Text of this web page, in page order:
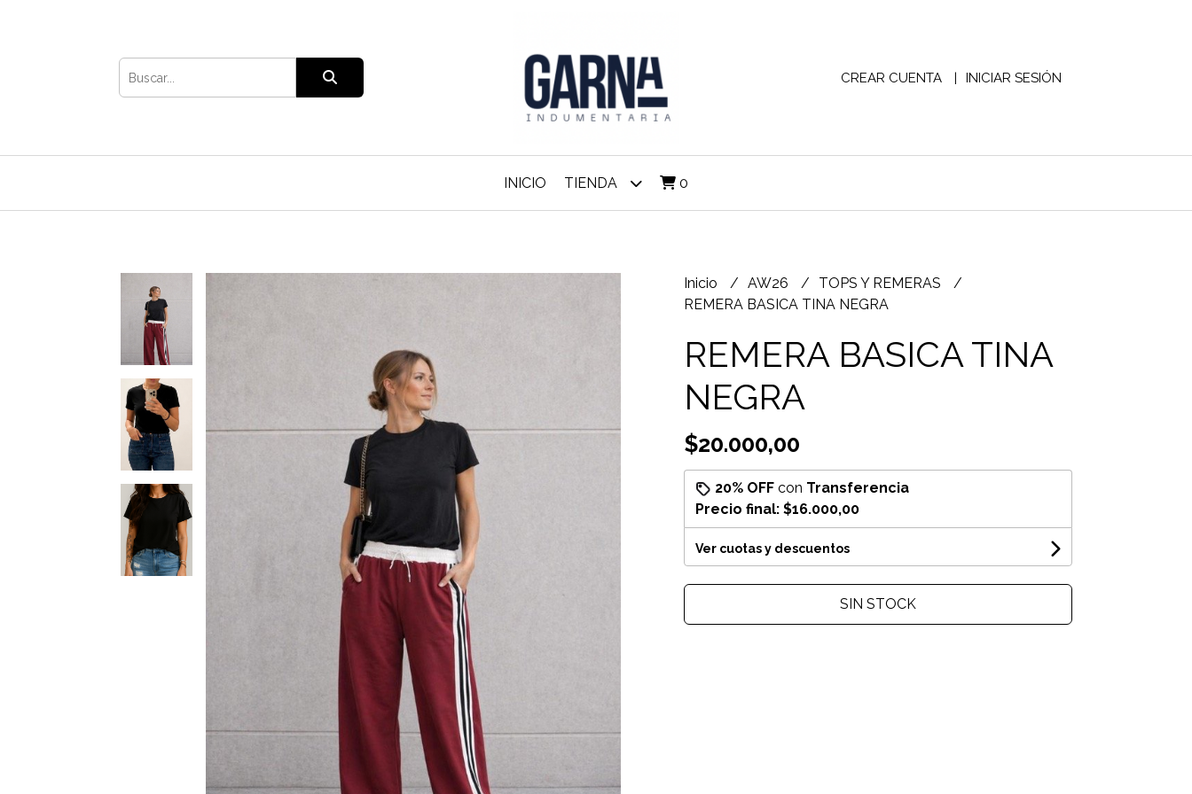
CREAR CUENTA INICIAR SESIÓN
INICIO TIENDA 0
Inicio AW26
TOPS Y REMERAS
REMERA BASICA TINA NEGRA
REMERA BASICA TINA
NEGRA
$20.000,00
20% OFFcon Transferencia
Precio final: $16.000,00
Ver cuotas y descuentos
SIN STOCK